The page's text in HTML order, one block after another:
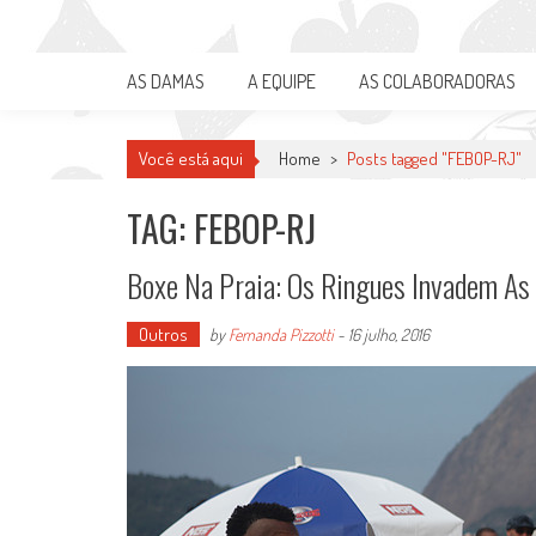
AS DAMAS A EQUIPE AS COLABORADORAS
Você está aqui Home > Posts tagged "FEBOP-RJ"
TAG: FEBOP-RJ
Boxe Na Praia: Os Ringues Invadem
Outros byFernanda Pizzotti- 16 julho, 2016